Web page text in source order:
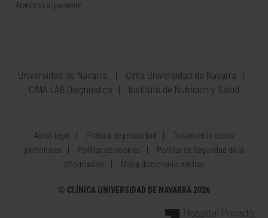
Atención al paciente
Universidad de Navarra
Cima Universidad de Navarra
CIMA LAB Diagnostics
Instituto de Nutrición y Salud
Aviso legal Política de privacidad
Tratamiento datos
personales
Política de cookies
Política de Seguridad de la
Información
Mapa diccionario médico
© CLÍNICA UNIVERSIDAD DE NAVARRA 2026